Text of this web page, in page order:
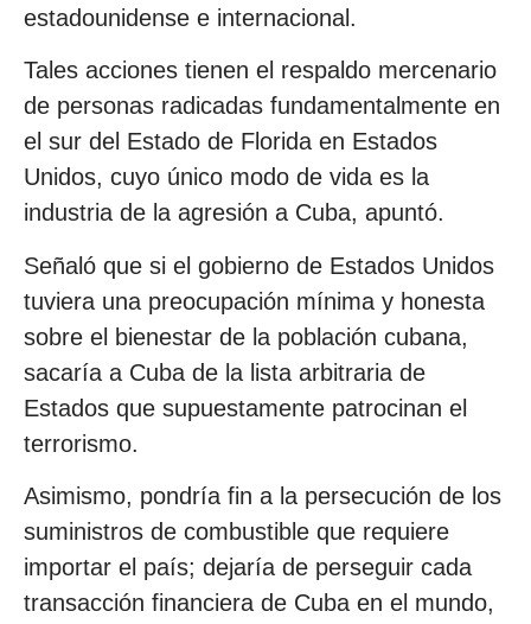
estadounidense e internacional.
Tales acciones tienen el respaldo mercenario
de personas radicadas fundamentalmente en
el sur del Estado de Florida en Estados
Unidos, cuyo único modo de vida es la
industria de la agresión a Cuba, apuntó.
Señaló que si el gobierno de Estados Unidos
tuviera una preocupación mínima y honesta
sobre el bienestar de la población cubana,
sacaría a Cuba de la lista arbitraria de
Estados que supuestamente patrocinan el
terrorismo.
Asimismo, pondría fin a la persecución de los
suministros de combustible que requiere
importar el país; dejaría de perseguir cada
transacción financiera de Cuba en el mundo,